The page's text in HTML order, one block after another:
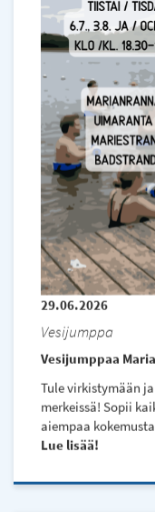
29.06.2026
Vesijumppa
Vesijumppaa
Tule virkistymään
merkeissä! Sopii
aiempaa
Lue lisää